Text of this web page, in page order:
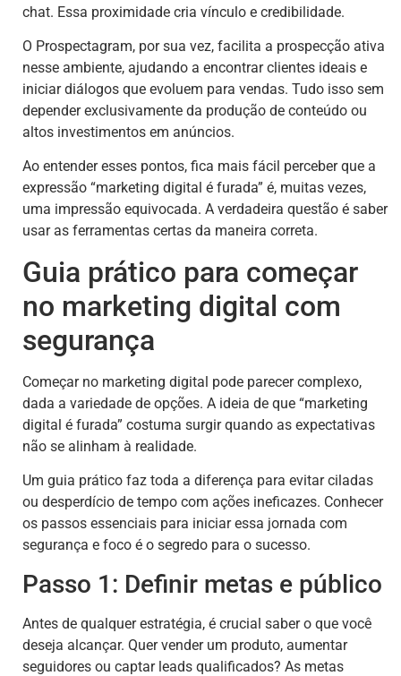
chat. Essa proximidade cria vínculo e credibilidade.
O Prospectagram, por sua vez, facilita a prospecção ativa
nesse ambiente, ajudando a encontrar clientes ideais e
iniciar diálogos que evoluem para vendas. Tudo isso sem
depender exclusivamente da produção de conteúdo ou
altos investimentos em anúncios.
Ao entender esses pontos, fica mais fácil perceber que a
expressão “marketing digital é furada” é, muitas vezes,
uma impressão equivocada. A verdadeira questão é saber
usar as ferramentas certas da maneira correta.
Guia prático para começar
no marketing digital com
segurança
Começar no marketing digital pode parecer complexo,
dada a variedade de opções. A ideia de que “marketing
digital é furada” costuma surgir quando as expectativas
não se alinham à realidade.
Um guia prático faz toda a diferença para evitar ciladas
ou desperdício de tempo com ações ineficazes. Conhecer
os passos essenciais para iniciar essa jornada com
segurança e foco é o segredo para o sucesso.
Passo 1: Definir metas e público
Antes de qualquer estratégia, é crucial saber o que você
deseja alcançar. Quer vender um produto, aumentar
seguidores ou captar leads qualificados? As metas